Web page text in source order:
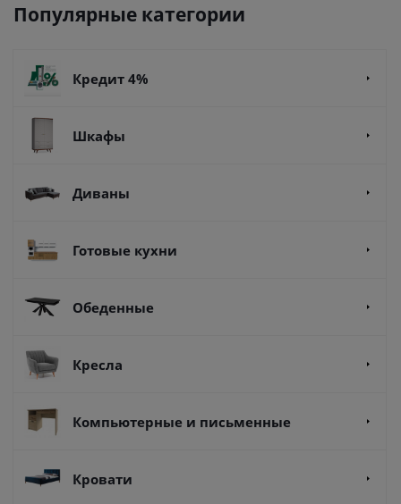
Популярные категории
Кредит 4%
Шкафы
Диваны
Готовые кухни
Обеденные
Кресла
Компьютерные и письменные
Кровати